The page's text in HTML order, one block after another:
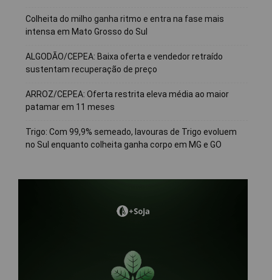
Colheita do milho ganha ritmo e entra na fase mais
intensa em Mato Grosso do Sul
ALGODÃO/CEPEA: Baixa oferta e vendedor retraído
sustentam recuperação de preço
ARROZ/CEPEA: Oferta restrita eleva média ao maior
patamar em 11 meses
Trigo: Com 99,9% semeado, lavouras de Trigo evoluem
no Sul enquanto colheita ganha corpo em MG e GO